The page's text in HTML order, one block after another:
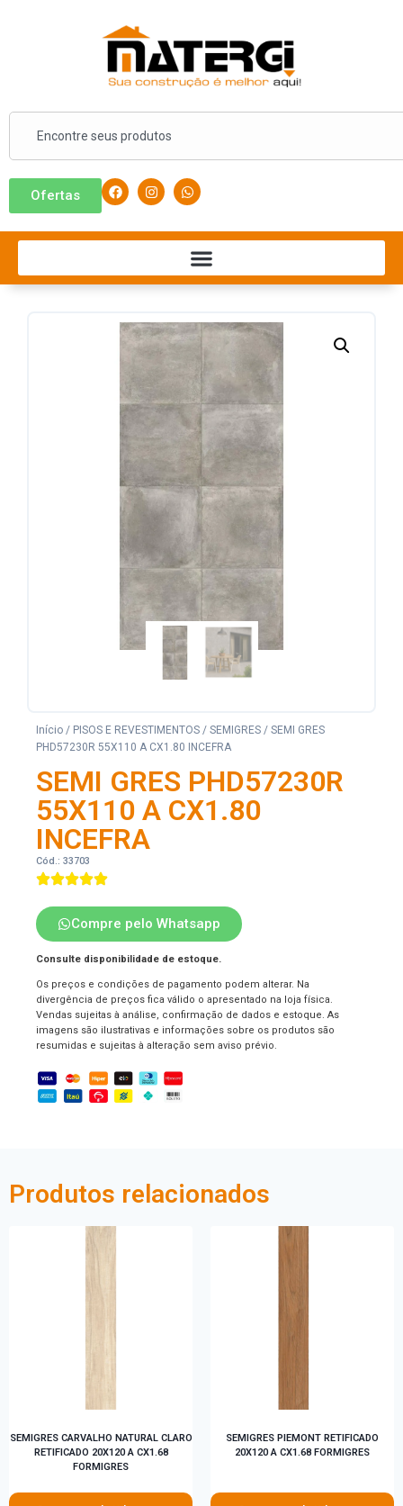
Ofertas
Início / PISOS E REVESTIMENTOS / SEMIGRES / SEMI GRES
PHD57230R 55X110 A CX1.80 INCEFRA
SEMI GRES PHD57230R
55X110 A CX1.80
INCEFRA
Cód.: 33703
Compre pelo Whatsapp
Consulte disponibilidade de estoque.
Os preços e condições de pagamento podem alterar. Na
divergência de preços fica válido o apresentado na loja física.
Vendas sujeitas à análise, confirmação de dados e estoque. As
imagens são ilustrativas e informações sobre os produtos são
resumidas e sujeitas à alteração sem aviso prévio.
Produtos relacionados
SEMIGRES CARVALHO NATURAL CLARO
RETIFICADO 20X120 A CX1.68
FORMIGRES
SEMIGRES PIEMONT RETIFICADO
20X120 A CX1.68 FORMIGRES